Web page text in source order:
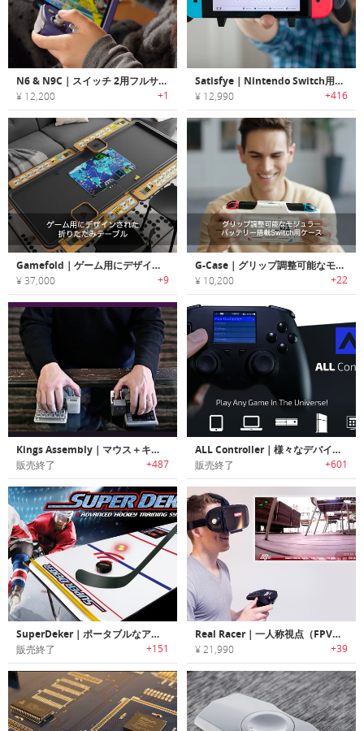
N6 & N9C｜スイッチ 2用フルサイズコントローラー
¥ 12,200 +1
Satisfye｜Nintendo Switch用プロゲーミンググリップ「サティスファイ」
¥ 12,990 +416
Gamefold｜ゲーム用にデザインされた折りたたみテーブル
¥ 37,000 +9
G-Case｜グリップ調整可能なモジュラーバッテリー搭載Switch用ケース「Gケース」
¥ 10,200 +22
Kings Assembly｜マウス＋キーボード＋ジョイスティック
販売終了 +487
ALL Controller｜様々なデバイスを操作可能なユニバーサルコントローラー「オールコントローラー」
販売終了 +601
SuperDeker｜ポータブルなアイスホッケー トレーニングシステム「スーパーディーカー」
販売終了 +151
Real Racer｜一人称視点（FPV）のドライビング経験ができるRCカー「リアルレーサー」
¥ 21,990 +39